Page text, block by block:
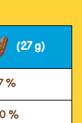
(27 g)
%
%